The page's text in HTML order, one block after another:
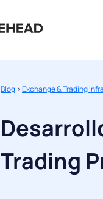
Blog >Exchange & Trading
Trading